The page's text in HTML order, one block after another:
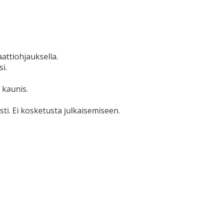
Ei kosketusta julkaisemiseen.